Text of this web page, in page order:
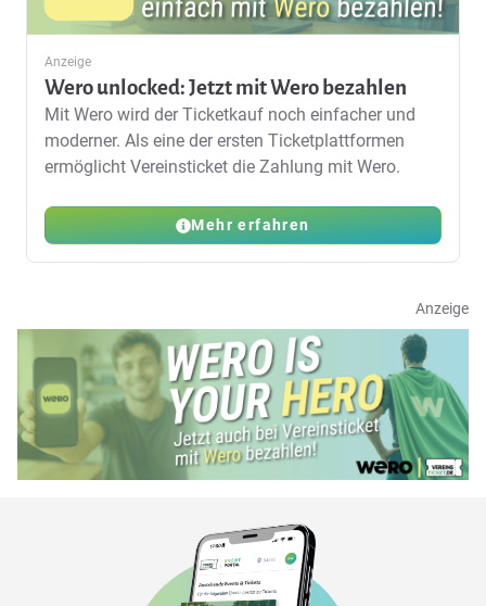
Anzeige
Wero unlocked: Jetzt mit Wero bezahlen
Mit Wero wird der Ticketkauf noch einfacher und
moderner. Als eine der ersten Ticketplattformen
ermöglicht Vereinsticket die Zahlung mit Wero.
Mehr erfahren
Anzeige